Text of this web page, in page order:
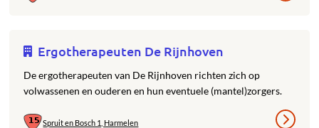
Ergotherapeuten De Rijnhoven
De ergotherapeuten van De Rijnhoven richten zich op
volwassenen en ouderen en hun eventuele (mantel)zorgers.
Spruit en Bosch 1, Harmelen